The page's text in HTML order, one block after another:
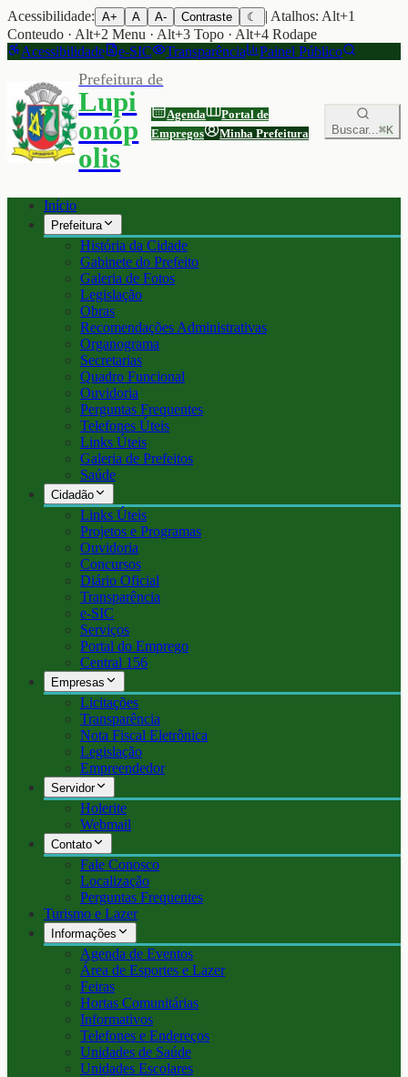
Acessibilidade: A+ A A- Contraste ☾
| Atalhos: Alt+1
Conteudo · Alt+2 Menu · Alt+3 Topo · Alt+4 Rodape
Acessibilidade
e-SIC Transparência Painel Público
Prefeitura de
Lupi
onóp
olis
Agenda
Portal de
Empregos
Minha Prefeitura Buscar...⌘K
Início
Prefeitura
História da Cidade
Gabinete do Prefeito
Galeria de Fotos
Legislação
Obras
Recomendações Administrativas
Organograma
Secretarias
Quadro Funcional
Ouvidoria
Perguntas Frequentes
Telefones Úteis
Links Úteis
Galeria de Prefeitos
Saúde
Cidadão
Links Úteis
Projetos e Programas
Ouvidoria
Concursos
Diário Oficial
Transparência
e-SIC
Serviços
Portal do Emprego
Central 156
Empresas
Licitações
Transparência
Nota Fiscal Eletrônica
Legislação
Empreendedor
Servidor
Holerite
Webmail
Contato
Fale Conosco
Localização
Perguntas Frequentes
Turismo e Lazer
Informações
Agenda de Eventos
Área de Esportes e Lazer
Feiras
Hortas Comunitárias
Informativos
Telefones e Endereços
Unidades de Saúde
Unidades Escolares